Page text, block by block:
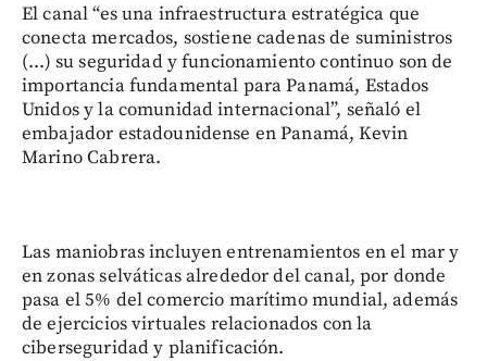
El canal “es una infraestructura estratégica que
conecta mercados, sostiene cadenas de suministros
(...) su seguridad y funcionamiento continuo son de
importancia fundamental para Panamá, Estados
Unidos y la comunidad internacional”, señaló el
embajador estadounidense en Panamá, Kevin
Marino Cabrera.
Las maniobras incluyen entrenamientos en el mar y
en zonas selváticas alrededor del canal, por donde
pasa el 5% del comercio marítimo mundial, además
de ejercicios virtuales relacionados con la
ciberseguridad y planificación.